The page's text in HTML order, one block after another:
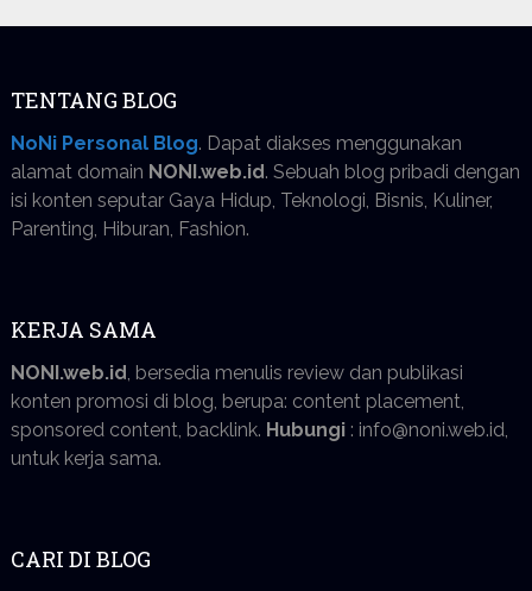
TENTANG BLOG
NoNi Personal Blog. Dapat diakses menggunakan
alamat domain NONI.web.id. Sebuah blog pribadi dengan
isi konten seputar Gaya Hidup, Teknologi, Bisnis, Kuliner,
Parenting, Hiburan, Fashion.
KERJA SAMA
NONI.web.id , bersedia menulis review dan publikasi
konten promosi di blog, berupa: content placement,
sponsored content, backlink. Hubungi: info@noni.web.id,
untuk kerja sama.
CARI DI BLOG